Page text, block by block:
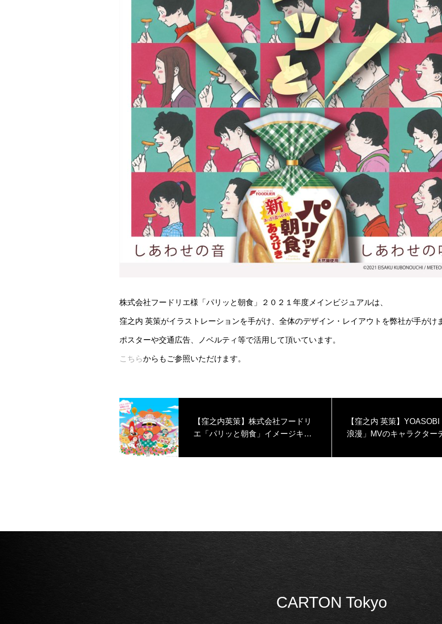
株式会社フードリエ様「パリッと朝食」２０２１年度メインビジュアルは、
窪之内 英策がイラストレーションを手がけ、全体のデザイン・レイアウトを弊社が手がけ
ポスターや交通広告、ノベルティ等で活用して頂いています。
こちらからもご参照いただけます。
【窪之内英策】株式会社フードリ
エ「パリッと朝食」イメージキャ
ト」を手がけました
【窪之内 英策】
浪漫」MVのキャラクター
CARTON Tokyo